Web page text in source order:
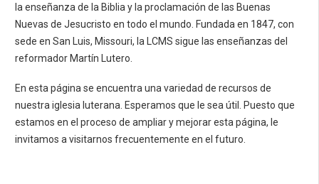
la enseñanza de la Biblia y la proclamación de las Buenas
Nuevas de Jesucristo en todo el mundo. Fundada en 1847, con
sede en San Luis, Missouri, la LCMS sigue las enseñanzas del
reformador Martín Lutero.
En esta página se encuentra una variedad de recursos de
nuestra iglesia luterana. Esperamos que le sea útil. Puesto que
estamos en el proceso de ampliar y mejorar esta página, le
invitamos a visitarnos frecuentemente en el futuro.